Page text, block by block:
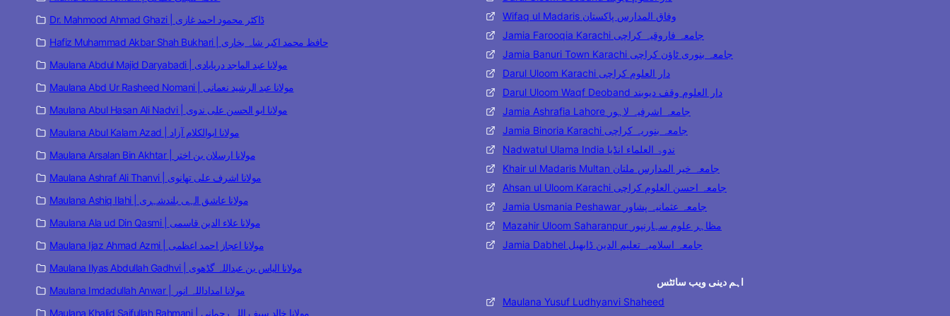
Dr. Mahmood Ahmad Ghazi | ڈاکٹر محمود احمد غازی
Hafiz Muhammad Akbar Shah Bukhari | حافظ محمد اکبر شاہ بخاری
Maulana Abdul Majid Daryabadi | مولانا عبد الماجد دریابادی
Maulana Abd Ur Rasheed Nomani | مولانا عبد الرشید نعمانی
Maulana Abul Hasan Ali Nadvi | مولانا ابو الحسن علی ندوی
Maulana Abul Kalam Azad | مولانا ابوالکلام آزاد
Maulana Arsalan Bin Akhtar | مولانا ارسلان بن اختر
Maulana Ashraf Ali Thanvi | مولانا اشرف علی تھانوی
Maulana Ashiq Ilahi | مولانا عاشق الہی بلندشہری
Maulana Ala ud Din Qasmi | مولانا علاء الدین قاسمی
Maulana Ijaz Ahmad Azmi | مولانا اعجاز احمد اعظمی
Maulana Ilyas Abdullah Gadhvi | مولانا الیاس بن عبداللہ گڈھوی
Maulana Imdadullah Anwar | مولانا امداداللہ انور
Maulana Khalid Saifullah Rahmani | مولانا خالد سیف اللہ رحمانی
Wifaq ul Madaris وفاق المدارس پاکستان
Jamia Farooqia Karachi جامعہ فاروقیہ کراچی
Jamia Banuri Town Karachi جامعہ بنوری ٹاؤن کراچی
Darul Uloom Karachi دار العلوم کراچی
Darul Uloom Waqf Deoband دار العلوم وقف دیوبند
Jamia Ashrafia Lahore جامعہ اشرفیہ لاہور
Jamia Binoria Karachi جامعہ بنوریہ کراچی
Nadwatul Ulama India ندوۃ العلماء انڈیا
Khair ul Madaris Multan جامعہ خیر المدارس ملتان
Ahsan ul Uloom Karachi جامعہ احسن العلوم کراچی
Jamia Usmania Peshawar جامعہ عثمانیہ پشاور
Mazahir Uloom Saharanpur مظاہر علوم سہارنپور
Jamia Dabhel جامعہ اسلامیہ تعلیم الدین ڈابھیل
اہم دینی ویب سائٹس
Maulana Yusuf Ludhyanvi Shaheed